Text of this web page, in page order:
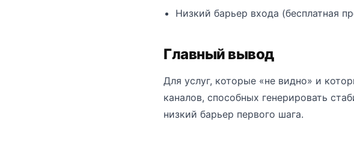
Низкий барьер входа (бесплатная
Главный вывод
Для услуг, которые «не видно» и
каналов, способных генерировать
низкий барьер первого шага.